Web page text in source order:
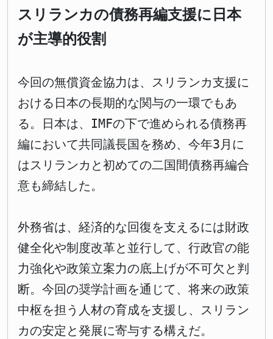
スリランカの債務再編支援に日本
が主導的役割
今回の無償資金協力は、スリランカ支援に
おける日本の長期的な関与の一環でもあ
る。日本は、IMFの下で進められる債務再
編において共同議長国を務め、今年3月に
はスリランカと初めての二国間債務再編合
意も締結した。
外務省は、経済的な回復を支えるには財政
健全化や制度改革と並行して、行政官の能
力強化や政策立案力の底上げが不可欠と判
断。今回の奨学計画を通じて、将来の政策
中枢を担う人材の育成を支援し、スリラン
カの安定と発展に寄与する構えだ。